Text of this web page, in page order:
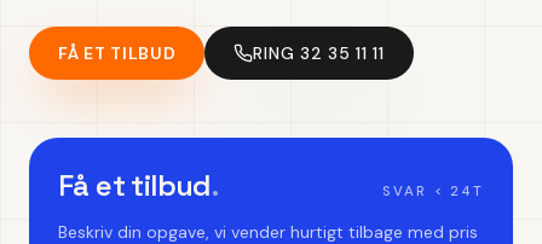
FÅ ET TILBUD RING 32 35 11 11
Få et tilbud. SVAR < 24T
Beskriv din opgave, vi vender hurtigt tilbage med pris